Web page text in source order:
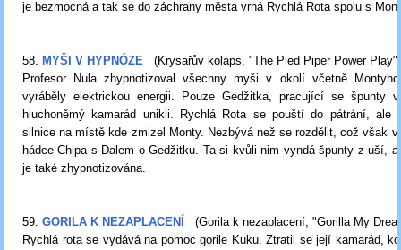
je bezmocná a tak se do záchrany města vrhá Rychlá Rota spolu s
58. MYŠI V HYPNÓZE (Krysařův kolaps, "The Pied Piper Power Play")
Profesor Nula zhypnotizoval všechny myši v okolí včetně
vyráběly elektrickou energii. Pouze Gedžitka, pracující se špunty
hluchoněmý kamarád unikli. Rychlá Rota se pouští do pátrání, ale
silnice na místě kde zmizel Monty. Nezbývá než se rozdělit, což však
hádce Chipa s Dalem o Gedžitku. Ta si kvůli nim vyndá špunty z uší,
je také zhypnotizována.
59. GORILA K NEZAPLACENÍ (Gorila k nezaplacení, "Gorilla My
Rychlá rota se vydává na pomoc gorile Kuku. Ztratil se její kamarád,